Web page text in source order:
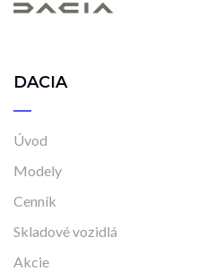
DACIA
Úvod
Modely
Cenník
Skladové vozidlá
Akcie